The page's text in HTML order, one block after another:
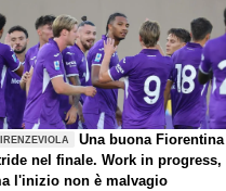
Una buona Fiorentina
nel finale. Work in progress,
l'inizio non è malvagio